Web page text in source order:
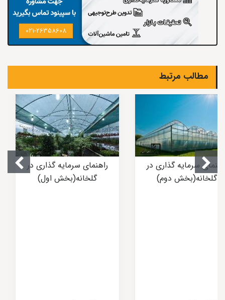
021-26358608
مطالب مرتبط
راهنمای سرمایه گذاری در
گلخانه(بخش اول)
سرمایه گذاری در
گلخانه(بخش دوم)